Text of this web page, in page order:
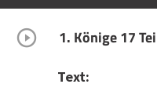
1. Könige 17
Text: